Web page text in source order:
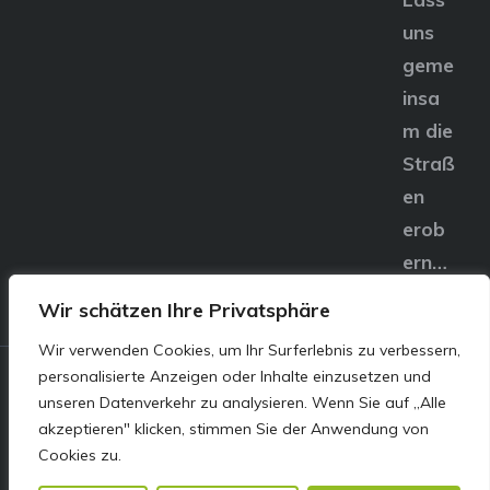
Wir schätzen Ihre Privatsphäre
Wir verwenden Cookies, um Ihr Surferlebnis zu verbessern,
personalisierte Anzeigen oder Inhalte einzusetzen und
unseren Datenverkehr zu analysieren. Wenn Sie auf „Alle
akzeptieren" klicken, stimmen Sie der Anwendung von
Cookies zu.
uns
geme
insa
m die
Straß
en
erob
ern…
© E&S Motors GmbH,
Linzer Straße 83 4240
Freistadt